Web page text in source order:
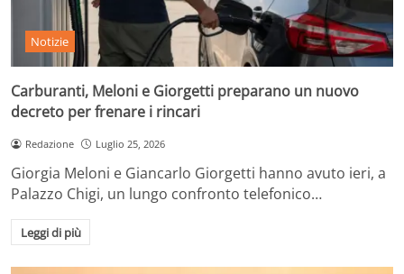
Notizie
Carburanti, Meloni e Giorgetti preparano un nuovo
decreto per frenare i rincari
Redazione Luglio 25, 2026
Giorgia Meloni e Giancarlo Giorgetti hanno avuto ieri, a
Palazzo Chigi, un lungo confronto telefonico…
Leggi di più